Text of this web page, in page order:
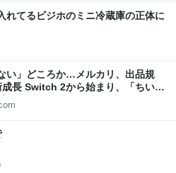
れてるビジホのミニ冷蔵庫の正体に
い」どころか…メルカリ、出品規
長 Switch 2から始まり、「ちいか
”